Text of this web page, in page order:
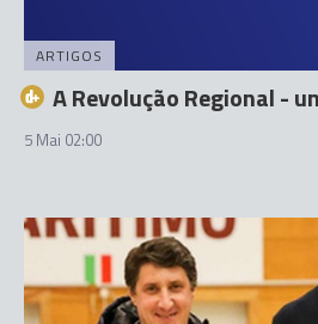
ARTIGOS
A Revolução Regional -
5 Mai 02:00